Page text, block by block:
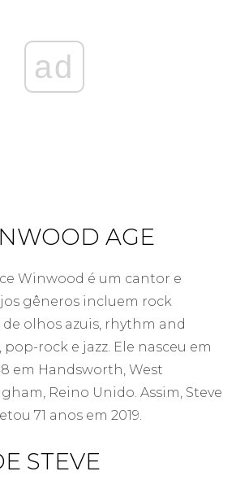
ad
AGE
Winwood é um cantor e
gêneros incluem rock
olhos azuis, rhythm and
pop-rock e jazz. Ele nasceu em
em Handsworth, West
Reino Unido. Assim, Steve
71 anos em 2019.
STEVE